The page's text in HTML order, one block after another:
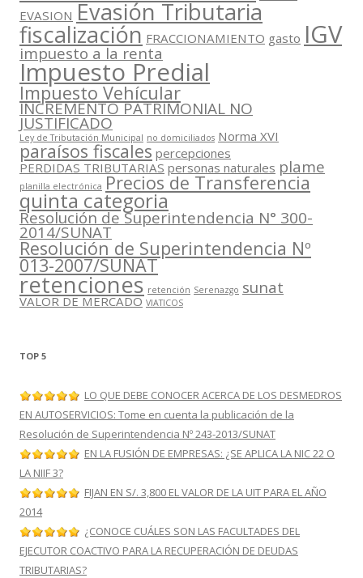
EVASION Evasión Tributaria
fiscalización FRACCIONAMIENTO gasto IGV
impuesto a la renta
Impuesto Predial
Impuesto Vehícular
INCREMENTO PATRIMONIAL NO
JUSTIFICADO
Ley de Tributación Municipal no domiciliados Norma XVI
paraísos fiscales percepciones
PERDIDAS TRIBUTARIAS personas naturales plame
planilla electrónica Precios de Transferencia
quinta categoria
Resolución de Superintendencia N° 300-
2014/SUNAT
Resolución de Superintendencia Nº
013-2007/SUNAT
retenciones retención Serenazgo sunat
VALOR DE MERCADO VIATICOS
TOP 5
LO QUE DEBE CONOCER ACERCA DE LOS DESMEDROS
EN AUTOSERVICIOS: Tome en cuenta la publicación de la
Resolución de Superintendencia Nº 243-2013/SUNAT
EN LA FUSIÓN DE EMPRESAS: ¿SE APLICA LA NIC 22 O
LA NIIF 3?
FIJAN EN S/. 3,800 EL VALOR DE LA UIT PARA EL AÑO
2014
¿CONOCE CUÁLES SON LAS FACULTADES DEL
EJECUTOR COACTIVO PARA LA RECUPERACIÓN DE DEUDAS
TRIBUTARIAS?